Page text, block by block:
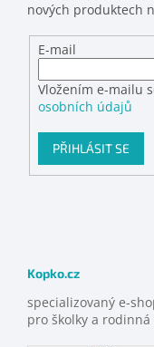
nových produktech
E-mail
Vložením e-mailu
osobních údajů
PŘIHLÁSIT SE
Kopko.cz
specializovaný e-
pro školky a rodinná